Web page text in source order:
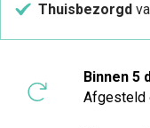
Thuisbezorgd
Binnen 5
Afgesteld